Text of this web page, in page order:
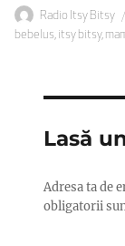
Autor
Radio Itsy Bitsy
bebelus, itsy bitsy,
Lasă
Adresa ta de
obligatorii